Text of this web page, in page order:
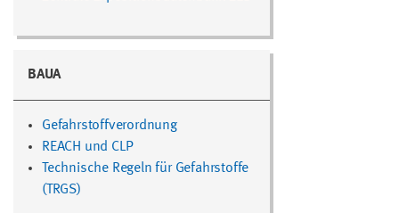
BAUA
Gefahrstoffverordnung
REACH und CLP
Technische Regeln für Gefahrstoffe
(TRGS)